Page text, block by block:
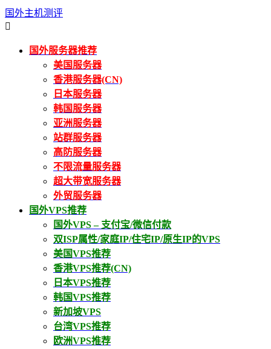
国外主机测评

国外服务器推荐
美国服务器
香港服务器(CN)
日本服务器
韩国服务器
亚洲服务器
站群服务器
高防服务器
不限流量服务器
超大带宽服务器
外贸服务器
国外VPS推荐
国外VPS – 支付宝/微信付款
双ISP属性/家庭IP/住宅IP/原生IP的VPS
美国VPS推荐
香港VPS推荐(CN)
日本VPS推荐
韩国VPS推荐
新加坡VPS
台湾VPS推荐
欧洲VPS推荐